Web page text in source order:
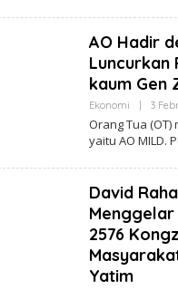
AO Hadir
Luncurkan
kaum Gen
Ekonomi 3
Orang Tua
yaitu AO MILD.
David
2576
Yatim